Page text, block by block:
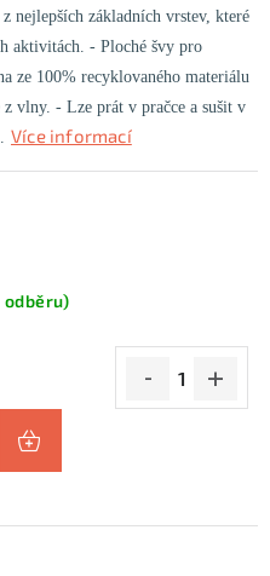
nejlepších základních vrstev, které
aktivitách. - Ploché švy pro
ze 100% recyklovaného materiálu
vlny. - Lze prát v pračce a sušit v
Více informací
odběru)